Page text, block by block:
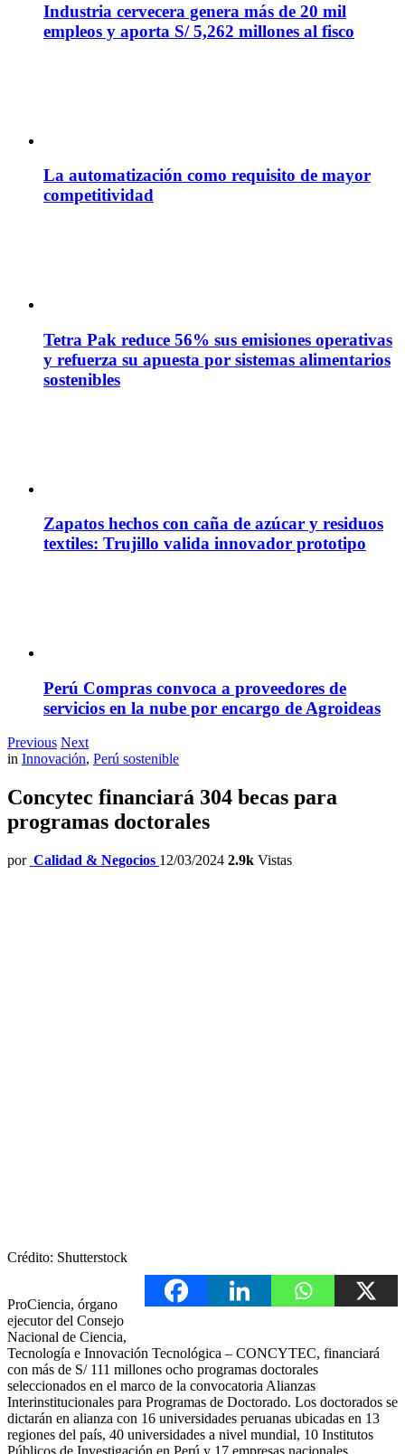
Industria cervecera genera más de 20 mil
empleos y aporta S/ 5,262 millones al fisco
La automatización como requisito de mayor
competitividad
Tetra Pak reduce 56% sus emisiones operativas
y refuerza su apuesta por sistemas alimentarios
sostenibles
Zapatos hechos con caña de azúcar y residuos
textiles: Trujillo valida innovador prototipo
Perú Compras convoca a proveedores de
servicios en la nube por encargo de Agroideas
Previous Next
in Innovación, Perú sostenible
Concytec financiará 304 becas para
programas doctorales
por Calidad & Negocios 12/03/2024 2.9k Vistas
Crédito: Shutterstock
ProCiencia, órgano
ejecutor del Consejo
Nacional de Ciencia,
Tecnología e Innovación Tecnológica – CONCYTEC, financiará
con más de S/ 111 millones ocho programas doctorales
seleccionados en el marco de la convocatoria Alianzas
Interinstitucionales para Programas de Doctorado. Los doctorados se
dictarán en alianza con 16 universidades peruanas ubicadas en 13
regiones del país, 40 universidades a nivel mundial, 10 Institutos